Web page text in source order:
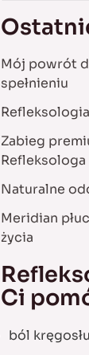
r
c
h
f
o
r
:
Mój powrót
spełnieniu
Zabieg
Refleksologa
Naturalne
Meridian
życia
Ci
ból